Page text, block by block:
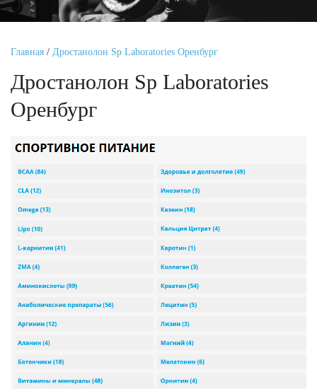
Главная / Дростанолон Sp Laboratories Оренбург
Дростанолон Sp Laboratories
Оренбург